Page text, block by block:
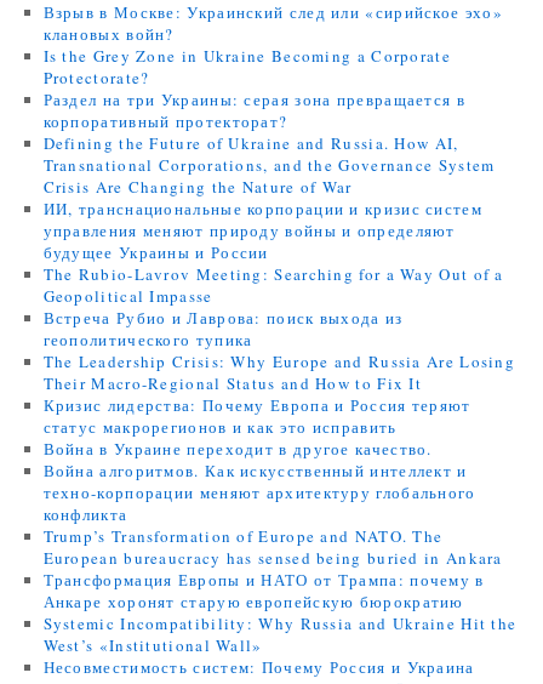
Взрыв в Москве: Украинский след или «сирийское эхо»
клановых войн?
Is the Grey Zone in Ukraine Becoming a Corporate
Protectorate?
Раздел на три Украины: серая зона превращается в
корпоративный протекторат?
Defining the Future of Ukraine and Russia. How AI,
Transnational Corporations, and the Governance System
Crisis Are Changing the Nature of War
ИИ, транснациональные корпорации и кризис систем
управления меняют природу войны и определяют
будущее Украины и России
The Rubio-Lavrov Meeting: Searching for a Way Out of a
Geopolitical Impasse
Встреча Рубио и Лаврова: поиск выхода из
геополитического тупика
The Leadership Crisis: Why Europe and Russia Are Losing
Their Macro-Regional Status and How to Fix It
Кризис лидерства: Почему Европа и Россия теряют
статус макрорегионов и как это исправить
Война в Украине переходит в другое качество.
Война алгоритмов. Как искусственный интеллект и
техно-корпорации меняют архитектуру глобального
конфликта
Trump’s Transformation of Europe and NATO. The
European bureaucracy has sensed being buried in Ankara
Трансформация Европы и НАТО от Трампа: почему в
Анкаре хоронят старую европейскую бюрократию
Systemic Incompatibility: Why Russia and Ukraine Hit the
West’s «Institutional Wall»
Несовместимость систем: Почему Россия и Украина